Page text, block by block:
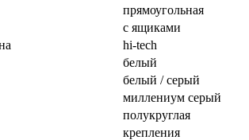
прямоугольная
с ящиками
hi-tech
белый
белый / серый
миллениум серый
полукруглая
крепления